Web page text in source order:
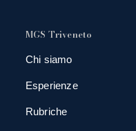
MGS Triveneto
Chi siamo
Esperienze
Rubriche